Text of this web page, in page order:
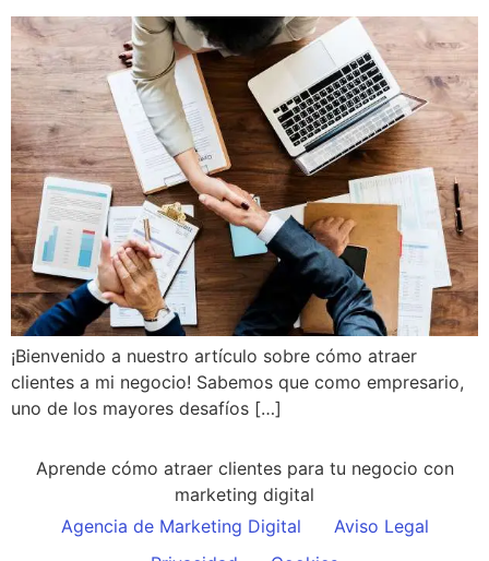
¡Bienvenido a nuestro artículo sobre cómo atraer
clientes a mi negocio! Sabemos que como empresario,
uno de los mayores desafíos […]
Aprende cómo atraer clientes para tu negocio con
marketing digital
Agencia de Marketing Digital
Aviso Legal